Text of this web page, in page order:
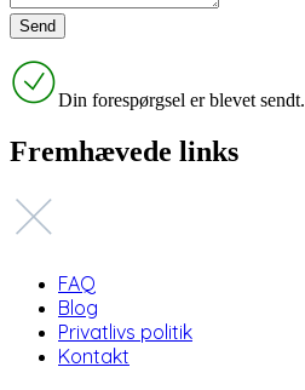
Din forespørgsel er blevet sendt.
Fremhævede links
FAQ
Blog
Privatlivs politik
Kontakt